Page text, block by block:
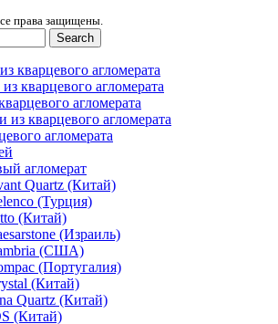
права защищены.
Search
кварцевого агломерата
кварцевого агломерата
агломерата
из кварцевого агломерата
агломерата
агломерат
Quartz (Китай)
(Турция)
(Китай)
(Израиль)
(США)
(Португалия)
(Китай)
Quartz (Китай)
(Китай)